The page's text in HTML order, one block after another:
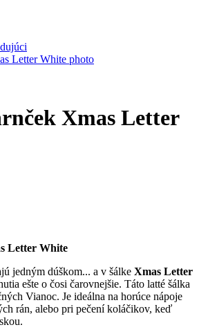
Xmas Letter
Letter White
jedným dúškom... a v šálke Xmas Letter
ešte o čosi čarovnejšie. Táto latté šálka
Vianoc. Je ideálna na horúce nápoje
rán, alebo pri pečení koláčikov, keď